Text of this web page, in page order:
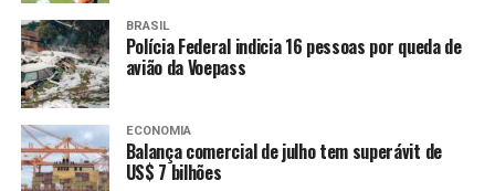
Fonte:Agência Brasil
TAGS
PRÓXIMO
Doenças raras: nova tecnologia do SUS reduz tempo de
diagnóstico
BRASIL
Polícia Federal indicia 16 pessoas por queda de
avião da Voepass
ECONOMIA
Balança comercial de julho tem superávit de
US$ 7 bilhões